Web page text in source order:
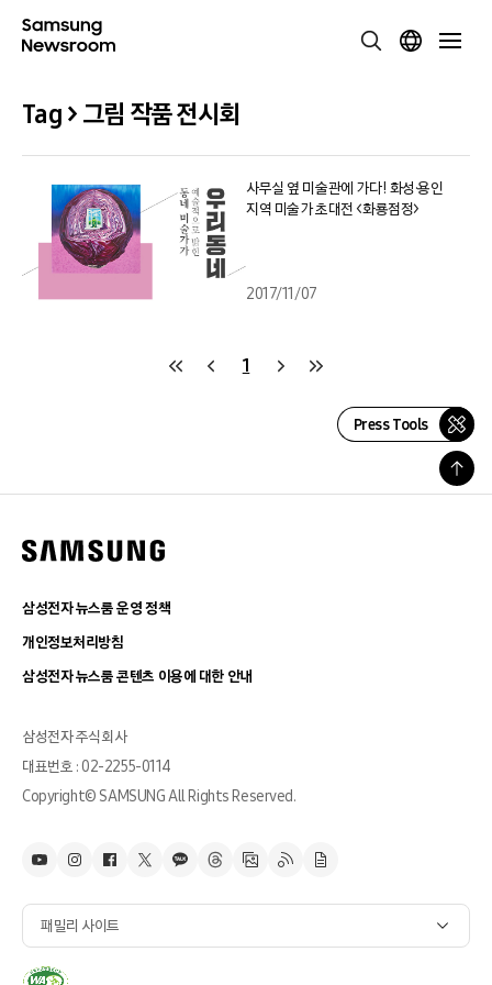
Tag > 그림 작품 전시회
사무실 옆 미술관에 가다! 화성·용인
지역 미술가 초대전 <화룡점정>
2017/11/07
1
Press Tools
삼성전자 뉴스룸 운영 정책
개인정보처리방침
삼성전자 뉴스룸 콘텐츠 이용에 대한 안내
삼성전자 주식회사
대표번호 : 02-2255-0114
Copyright© SAMSUNG All Rights Reserved.
패밀리 사이트